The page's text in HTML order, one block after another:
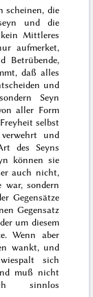
scheinen, die
und die
Mittleres
aufmerket,
Betrübende,
daß alles
und
Seyn
aller Form
selbst
und
des Seyns
können sie
auch nicht,
war, sondern
Gegensätze
Gegensatz
um diesem
Wenn aber
wankt, und
sich
muß nicht
sinnlos